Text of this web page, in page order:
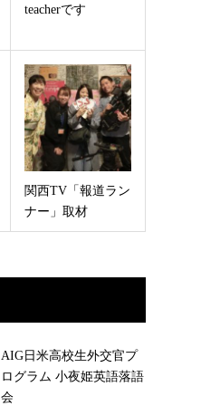
teacherです
関西TV「報道ラン
ナー」取材
AIG日米高校生外交官プ
ログラム 小夜姫英語落語
会